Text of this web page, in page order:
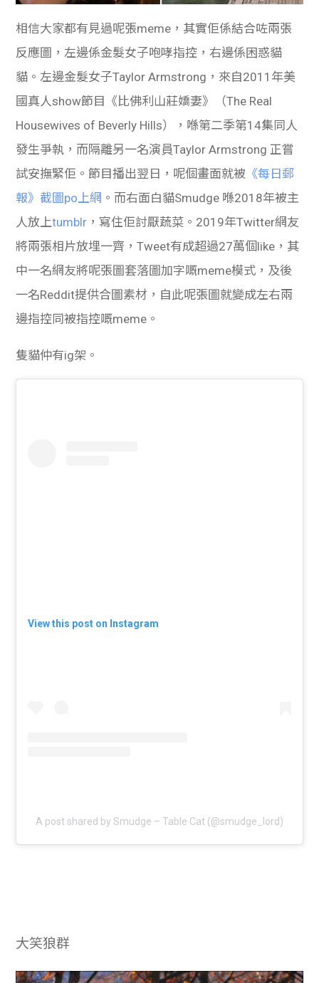
相信大家都有見過呢張meme，其實佢係結合咗兩張
反應圖，左邊係金髮女子咆哮指控，右邊係困惑貓
貓。左邊金髮女子Taylor Armstrong，來自2011年美
國真人show節目《比佛利山莊嬌妻》（The Real
Housewives of Beverly Hills），喺第二季第14集同人
發生爭執，而隔離另一名演員Taylor Armstrong 正嘗
試安撫緊佢。節目播出翌日，呢個畫面就被 《每日郵
報》截圖po上網 。而右面白貓Smudge 喺2018年被主
人放上tumblr ，寫住佢討厭蔬菜。2019年Twitter網友
將兩張相片放埋一齊，Tweet有成超過27萬個like，其
中一名網友將呢張圖套落圖加字嘅meme模式，及後
一名Reddit提供合圖素材，自此呢張圖就變成左右兩
邊指控同被指控嘅meme。
隻貓仲有ig架。
View this post on Instagram
A post shared by Smudge – Table Cat (@smudge_lord)
大笑狼群